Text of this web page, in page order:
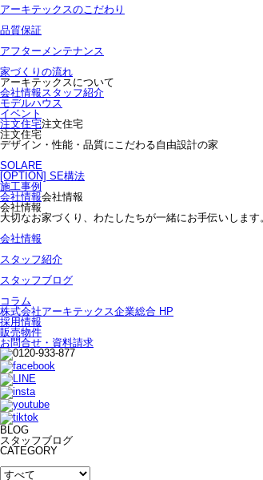
アーキテックスのこだわり
品質保証
アフターメンテナンス
家づくりの流れ
アーキテックスについて
会社情報スタッフ紹介
モデルハウス
イベント
注文住宅注文住宅
注文住宅
デザイン・性能・品質にこだわる自由設計の家
SOLARE
[OPTION] SE構法
施工事例
会社情報会社情報
会社情報
大切なお家づくり、わたしたちが一緒にお手伝いします
会社情報
スタッフ紹介
スタッフブログ
コラム
株式会社アーキテックス企業総合 HP
採用情報
販売物件
お問合せ・資料請求
BLOG
スタッフブログ
CATEGORY